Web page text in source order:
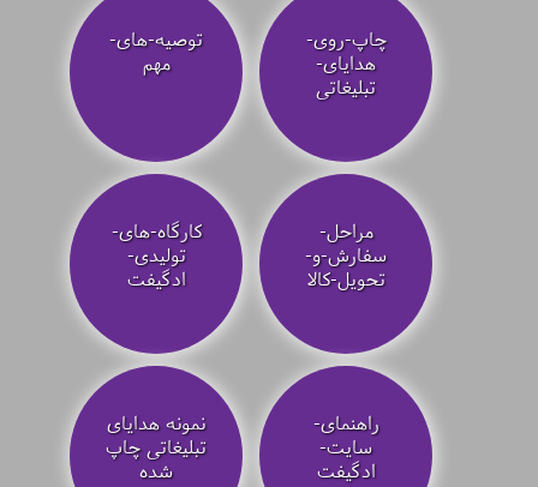
چاپ-روی-
هدایای-
تبلیغاتی
توصیه‌-های-
مهم
مراحل-
سفارش-و-
تحویل-کالا
کارگاه-های-
تولیدی-
ادگیفت
راهنمای-
سایت-
ادگیفت
نمونه هدایای
تبلیغاتی چاپ
شده